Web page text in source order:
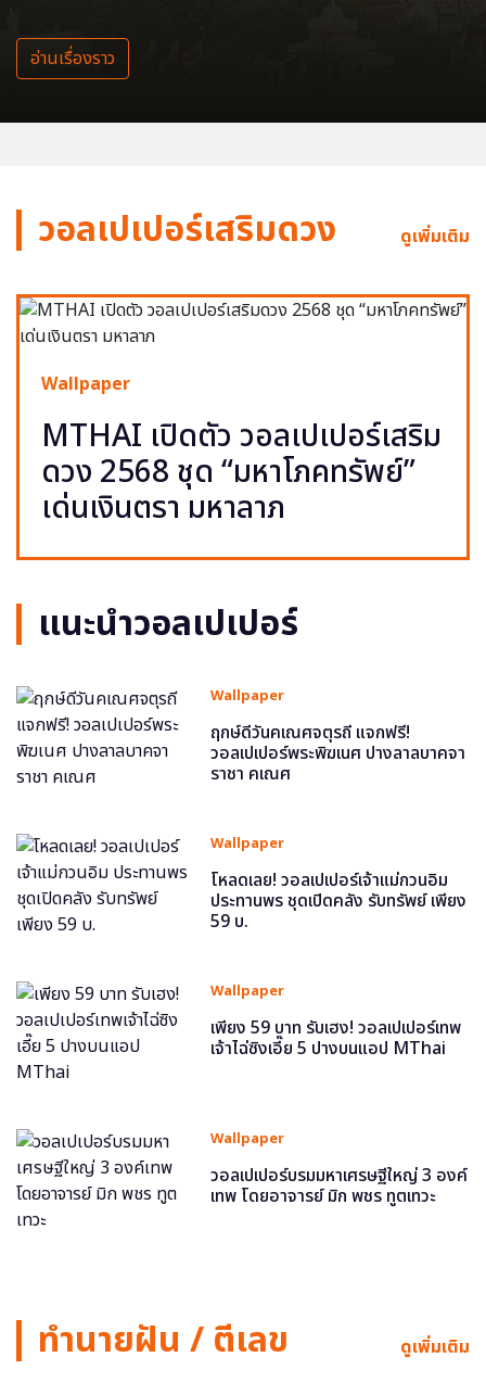
อ่านเรื่องราว
วอลเปเปอร์เสริมดวง ดูเพิ่มเติม
Wallpaper
MTHAI เปิดตัว วอลเปเปอร์เสริม
ดวง 2568 ชุด “มหาโภคทรัพย์”
เด่นเงินตรา มหาลาภ
แนะนำวอลเปเปอร์
Wallpaper
ฤกษ์ดีวันคเณศจตุรถี แจกฟรี!
วอลเปเปอร์พระพิฆเนศ ปางลาลบาคจา
ราชา คเณศ
Wallpaper
โหลดเลย! วอลเปเปอร์เจ้าแม่กวนอิม
ประทานพร ชุดเปิดคลัง รับทรัพย์ เพียง
59 บ.
Wallpaper
เพียง 59 บาท รับเฮง! วอลเปเปอร์เทพ
เจ้าไฉ่ซิงเอี๊ย 5 ปางบนแอป MThai
Wallpaper
วอลเปเปอร์บรมมหาเศรษฐีใหญ่ 3 องค์
เทพ โดยอาจารย์ มิก พชร ทูตเทวะ
ทำนายฝัน / ตีเลข ดูเพิ่มเติม